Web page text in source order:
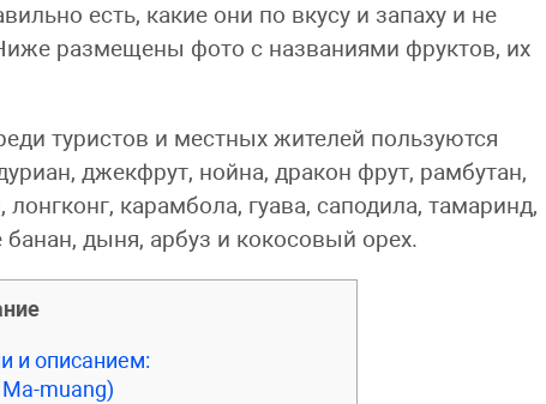
есть, какие они по вкусу и запаху и не
размещены фото с названиями фруктов, их
туристов и местных жителей пользуются
джекфрут, нойна, дракон фрут, рамбутан,
карамбола, гуава, саподила, тамаринд,
дыня, арбуз и кокосовый орех.
и описанием:
muang)